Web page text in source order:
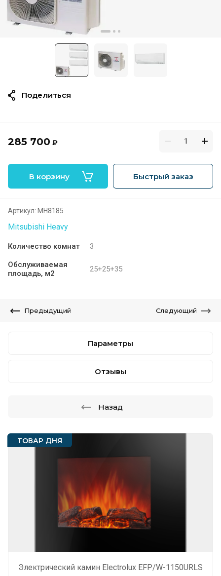
ТОВАР ДНЯ
Электрический камин Electrolux EFP/W-1150URLS
285 700 ₽
В корзину Быстрый заказ
Артикул: MH8185
Mitsubishi Heavy
Количество комнат 3
Обслуживаемая
площадь, м2
25+25+35
Поделиться
Предыдущий Следующий
Параметры
Отзывы
Назад